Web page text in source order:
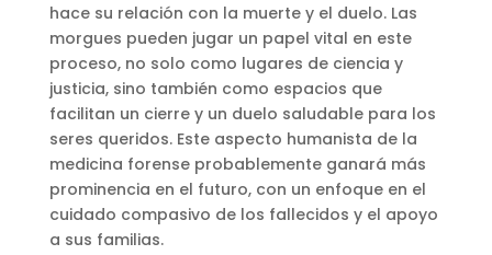
hace su relación con la muerte y el duelo. Las
morgues pueden jugar un papel vital en este
proceso, no solo como lugares de ciencia y
justicia, sino también como espacios que
facilitan un cierre y un duelo saludable para los
seres queridos. Este aspecto humanista de la
medicina forense probablemente ganará más
prominencia en el futuro, con un enfoque en el
cuidado compasivo de los fallecidos y el apoyo
a sus familias.